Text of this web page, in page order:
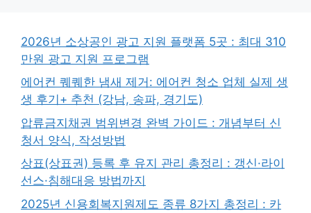
2026년 소상공인 광고 지원 플랫폼 5곳 : 최대 310
만원 광고 지원 프로그램
에어컨 퀘퀘한 냄새 제거: 에어컨 청소 업체 실제 생
생 후기+ 추천 (강남, 송파, 경기도)
압류금지채권 범위변경 완벽 가이드 : 개념부터 신
청서 양식, 작성방법
상표(상표권) 등록 후 유지 관리 총정리 : 갱신·라이
선스·침해대응 방법까지
2025년 신용회복지원제도 종류 8가지 총정리 : 카